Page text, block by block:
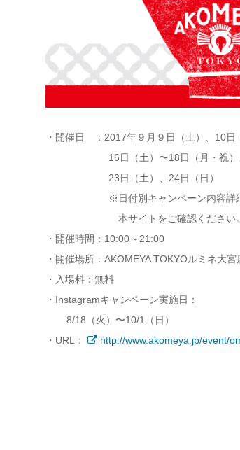
・開催日 ：2017年９月９日（土）、10日
16日（土）〜18日（月・祝）
23日（土）、24日（日）
※日付別キャンペーン内容詳
本サイトをご確認ください。
・開催時間：10:00～21:00
・開催場所：AKOMEYA TOKYOルミネ大宮
・入場料：無料
・Instagramキャンペーン実施日：
8/18（火）〜10/1（日）
・URL：
http://www.akomeya.jp/event/